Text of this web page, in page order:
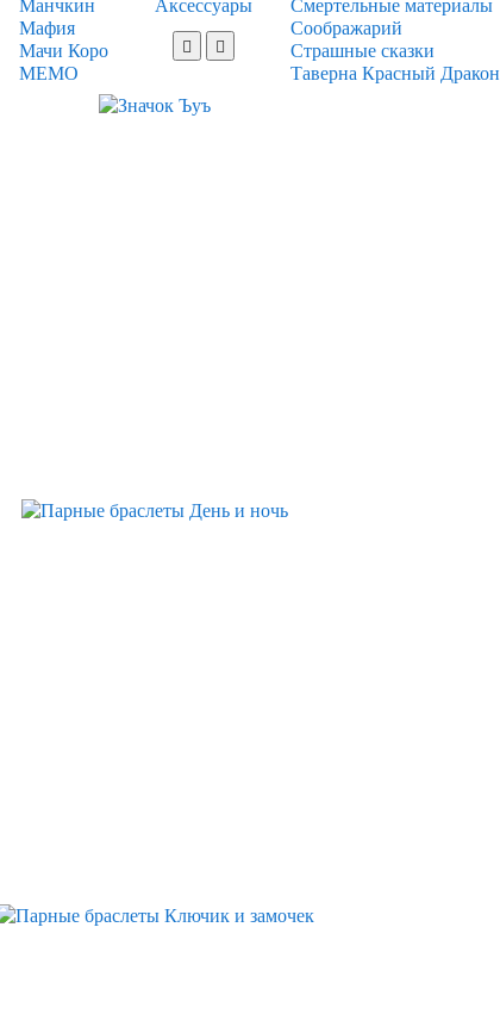
Аксессуары
Манчкин
Мафия
Мачи Коро
МЕМО
Смертельные материалы
Соображарий
Страшные сказки
Таверна Красный Дракон